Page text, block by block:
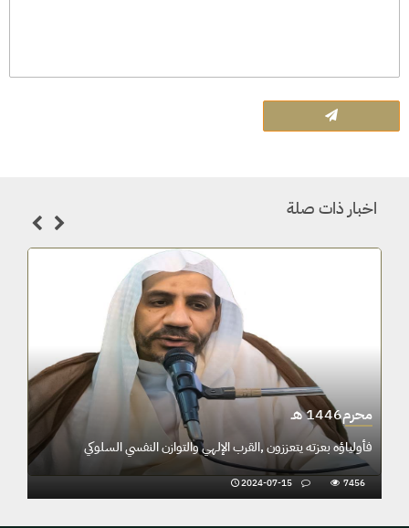
اخبار ذات صلة
محرم1446 هـ
فأولياؤه بعزته يتعززون ,القرب الإلهي الشخصية الايمانية